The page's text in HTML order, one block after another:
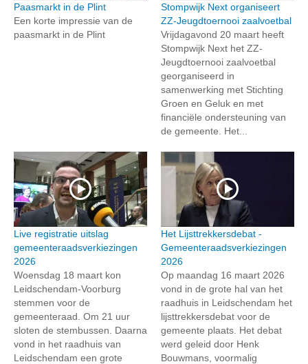
Paasmarkt in de Plint
Een korte impressie van de
paasmarkt in de Plint
Stompwijk Next organiseert
ZZ-Jeugdtoernooi zaalvoetbal
Vrijdagavond 20 maart heeft
Stompwijk Next het ZZ-
Jeugdtoernooi zaalvoetbal
georganiseerd in
samenwerking met Stichting
Groen en Geluk en met
financiële ondersteuning van
de gemeente. Het...
Live registratie uitslag
gemeenteraadsverkiezingen
2026
Woensdag 18 maart kon
Leidschendam-Voorburg
stemmen voor de
gemeenteraad. Om 21 uur
sloten de stembussen. Daarna
vond in het raadhuis van
Leidschendam een grote
Het Lijsttrekkersdebat -
Gemeenteraadsverkiezingen
2026
Op maandag 16 maart 2026
vond in de grote hal van het
raadhuis in Leidschendam het
lijsttrekkersdebat voor de
gemeente plaats. Het debat
werd geleid door Henk
Bouwmans, voormalig